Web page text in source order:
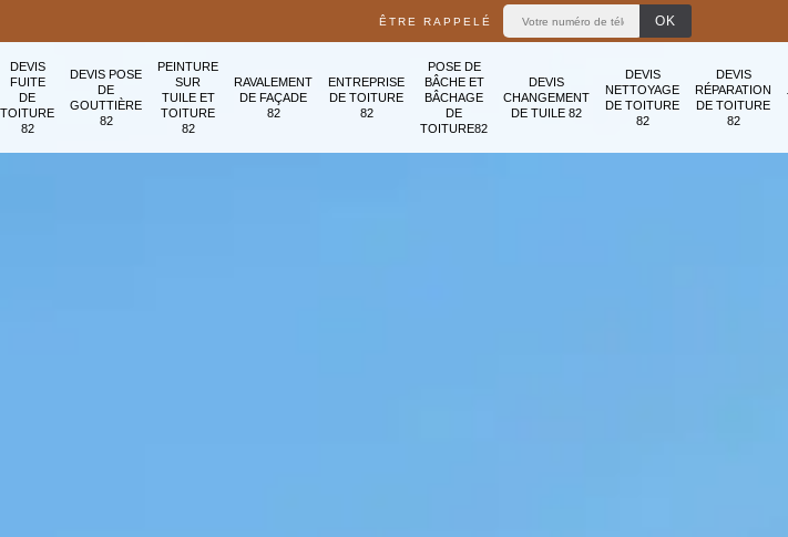
ÊTRE RAPPELÉ
DEVIS
FUITE
DE
TOITURE
82
DEVIS POSE
DE
GOUTTIÈRE
82
PEINTURE
SUR
TUILE ET
TOITURE
82
RAVALEMENT
DE FAÇADE
82
ENTREPRISE
DE TOITURE
82
POSE DE
BÂCHE ET
BÂCHAGE
DE
TOITURE82
DEVIS
CHANGEMENT
DE TUILE 82
DEVIS
NETTOYAGE
DE TOITURE
82
DEVIS
RÉPARATION
DE TOITURE
82